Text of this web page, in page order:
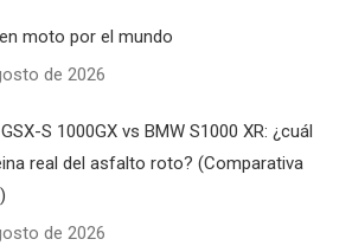
moto por el mundo
de 2026
S 1000GX vs BMW S1000 XR: ¿cuál
real del asfalto roto? (Comparativa
de 2026